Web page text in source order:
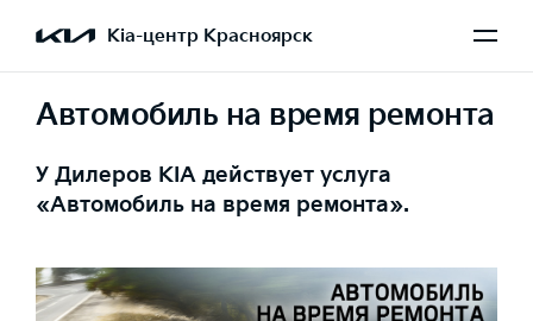
Kia-центр Красноярск
Автомобиль на время ремонта
У Дилеров KIA действует услуга
«Автомобиль на время ремонта».